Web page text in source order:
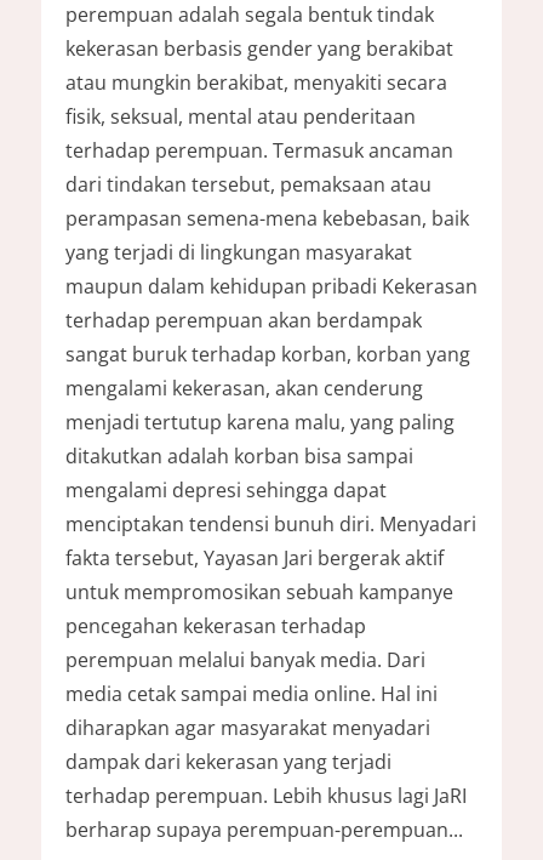
perempuan adalah segala bentuk tindak
kekerasan berbasis gender yang berakibat
atau mungkin berakibat, menyakiti secara
fisik, seksual, mental atau penderitaan
terhadap perempuan. Termasuk ancaman
dari tindakan tersebut, pemaksaan atau
perampasan semena-mena kebebasan, baik
yang terjadi di lingkungan masyarakat
maupun dalam kehidupan pribadi Kekerasan
terhadap perempuan akan berdampak
sangat buruk terhadap korban, korban yang
mengalami kekerasan, akan cenderung
menjadi tertutup karena malu, yang paling
ditakutkan adalah korban bisa sampai
mengalami depresi sehingga dapat
menciptakan tendensi bunuh diri. Menyadari
fakta tersebut, Yayasan Jari bergerak aktif
untuk mempromosikan sebuah kampanye
pencegahan kekerasan terhadap
perempuan melalui banyak media. Dari
media cetak sampai media online. Hal ini
diharapkan agar masyarakat menyadari
dampak dari kekerasan yang terjadi
terhadap perempuan. Lebih khusus lagi JaRI
berharap supaya perempuan-perempuan...